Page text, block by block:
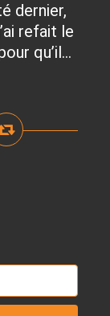
dernier,
refait le
qu’il...